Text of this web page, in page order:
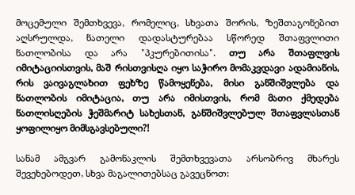
მოცემული შემთხვევა, რომელიც, სხვათა შორის, ზეშთაგონებით
აღსრულდა, ნათელი დადასტურებაა სწორედ შთაფვლითი
ნათლობისა და არა "პკურებითისა". თუ არა შთაფლვის
იმიტაციისთვის, მაშ რისთვისღა იყო საჭირო მომაკვდავი ადამიანის,
რის ვაივაგლახით ფეხზე წამოყენება, მისი განშიშვლება და
ნათლობის იმიტაცია, თუ არა იმისთვის, რომ მათი ქმედება
ნათლისღების ჭეშმარიტ სახესთან, განშიშვლებულ შთაფვლასთან
ყოფილიყო მიმსგავსებული?!
სანამ ამგვარ გამონაკლის შემთხვევათა არსობრივ მხარეს
შევეხებოდეთ, სხვა მაგალითებსაც გავეცნოთ: